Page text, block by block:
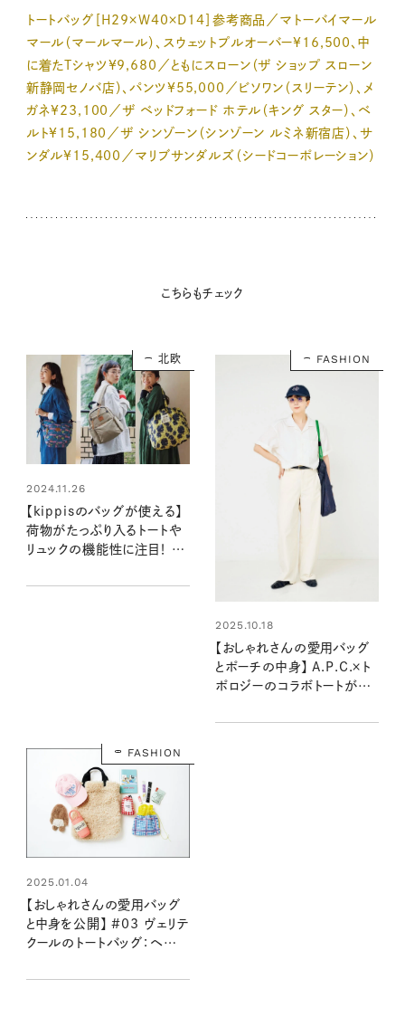
トートバッグ［H29×W40×D14］参考商品／マトーバイマール
マール（マールマール）、スウェットプルオーバー¥16,500、中
に着たTシャツ¥9,680／ともにスローン（ザ ショップ スローン
新静岡セノバ店）、パンツ¥55,000／ビソワン（スリーテン）、メ
ガネ¥23,100／ザ ベッドフォード ホテル（キング スター）、ベ
ルト¥15,180／ザ シンゾーン（シンゾーン ルミネ新宿店）、サ
ンダル¥15,400／マリブサンダルズ（シードコーポレーション）
こちらもチェック
北欧
2024.11.26
【kippisのバッグが使える】
荷物がたっぷり入るトートや
リュックの機能性に注目！ シ
柄がかわいい
FASHION
2025.10.18
【おしゃれさんの愛用バッグ
とポーチの中身】 A.P.C.×ト
ポロジーのコラボトートが大
FASHION
2025.01.04
【おしゃれさんの愛用バッグ
と中身を公開】 #03 ヴェリテ
クールのトートバッグ：ヘアメ